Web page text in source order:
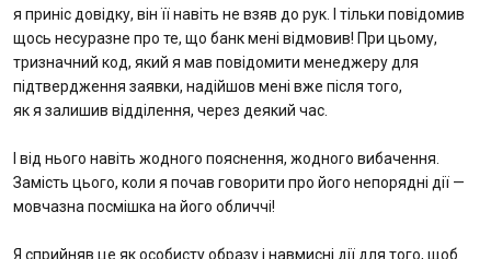
я приніс довідку, він її навіть не взяв до рук. І тільки повідомив
щось несуразне про те, що банк мені відмовив! При цьому,
тризначний код, який я мав повідомити менеджеру для
підтвердження заявки, надійшов мені вже після того,
як я залишив відділення, через деякий час.
І від нього навіть жодного пояснення, жодного вибачення.
Замість цього, коли я почав говорити про його непорядні дії —
мовчазна посмішка на його обличчі!
Я сприйняв це як особисту образу і навмисні дії для того, щоб